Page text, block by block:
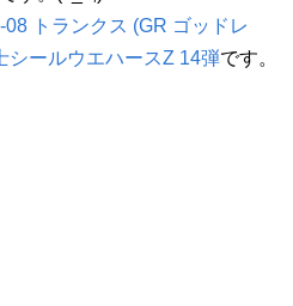
08 トランクス (GR ゴッドレ
シールウエハースZ 14弾です。